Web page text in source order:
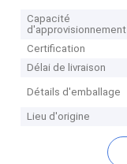
Capacité
d'approvisionnement
Certification
Délai de livraison
Détails d'emballage
Lieu d'origine